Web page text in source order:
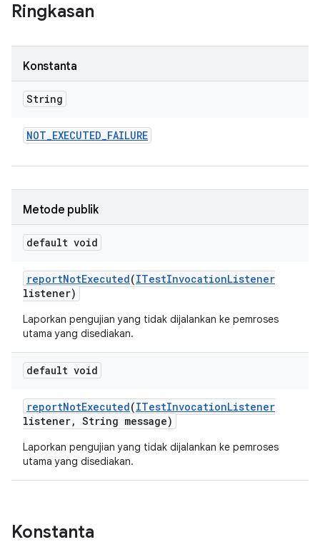
Ringkasan
Konstanta
String
NOT_EXECUTED_FAILURE
Metode publik
default void
reportNotExecuted(ITestInvocationListener
listener)
Laporkan pengujian yang tidak dijalankan ke pemroses
utama yang disediakan.
default void
reportNotExecuted(ITestInvocationListener
listener, String message)
Laporkan pengujian yang tidak dijalankan ke pemroses
utama yang disediakan.
Konstanta